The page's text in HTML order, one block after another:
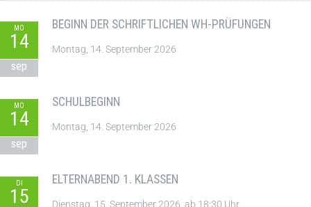
MO
14
sep
BEGINN DER SCHRIFTLICHEN WH-PRÜFUNGEN
Montag, 14. September 2026
MO
14
sep
SCHULBEGINN
Montag, 14. September 2026
DI
15
ELTERNABEND 1. KLASSEN
Dienstag, 15. September 2026, ab 18:30 Uhr